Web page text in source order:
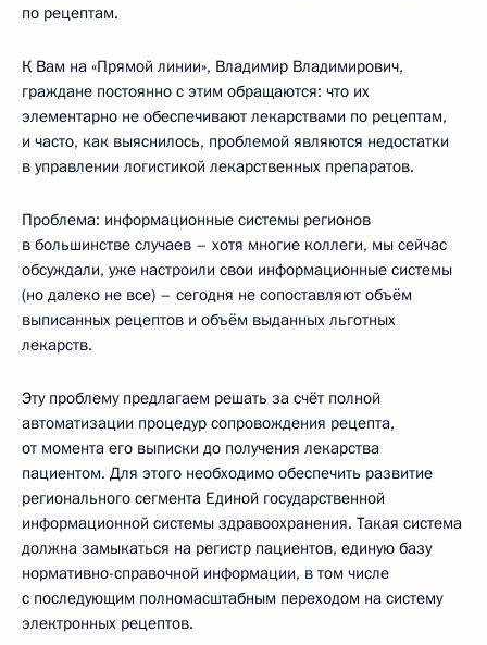
по рецептам.
К Вам на «Прямой линии», Владимир Владимирович,
граждане постоянно с этим обращаются: что их
элементарно не обеспечивают лекарствами по рецептам,
и часто, как выяснилось, проблемой являются недостатки
в управлении логистикой лекарственных препаратов.
Проблема: информационные системы регионов
в большинстве случаев – хотя многие коллеги, мы сейчас
обсуждали, уже настроили свои информационные системы
(но далеко не все) – сегодня не сопоставляют объём
выписанных рецептов и объём выданных льготных
лекарств.
Эту проблему предлагаем решать за счёт полной
автоматизации процедур сопровождения рецепта,
от момента его выписки до получения лекарства
пациентом. Для этого необходимо обеспечить развитие
регионального сегмента Единой государственной
информационной системы здравоохранения. Такая система
должна замыкаться на регистр пациентов, единую базу
нормативно-справочной информации, в том числе
с последующим полномасштабным переходом на систему
электронных рецептов.